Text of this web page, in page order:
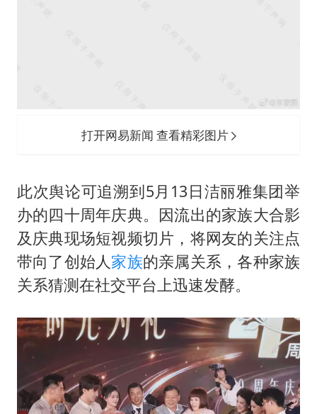
打开网易新闻 查看精彩图片
此次舆论可追溯到5月13日洁丽雅集团举
办的四十周年庆典。因流出的家族大合影
及庆典现场短视频切片，将网友的关注点
带向了创始人家族的亲属关系，各种家族
关系猜测在社交平台上迅速发酵。